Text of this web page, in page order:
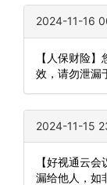
2024-11-16
【人保财险
效，请勿泄漏
2024-11-15
【好视通云
漏给他人，如